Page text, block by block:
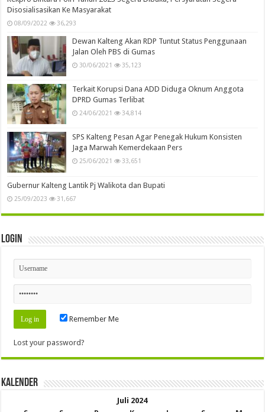
Disosialisasikan Ke Masyarakat
08/09/2022 36,293
Dewan Kalteng Akan RDP Tuntut Status Penggunaan
Jalan Oleh PBS di Gumas
30/06/2021 35,123
Terkait Korupsi Dana ADD Diduga Oknum Anggota
DPRD Gumas Terlibat
24/06/2021 34,814
SPS Kalteng Pesan Agar Penegak Hukum Konsisten
Jaga Marwah Kemerdekaan Pers
25/06/2021 33,651
Gubernur Kalteng Lantik Pj Walikota dan Bupati
25/09/2023 31,667
Login
Remember Me
Lost your password?
Kalender
Juli 2024